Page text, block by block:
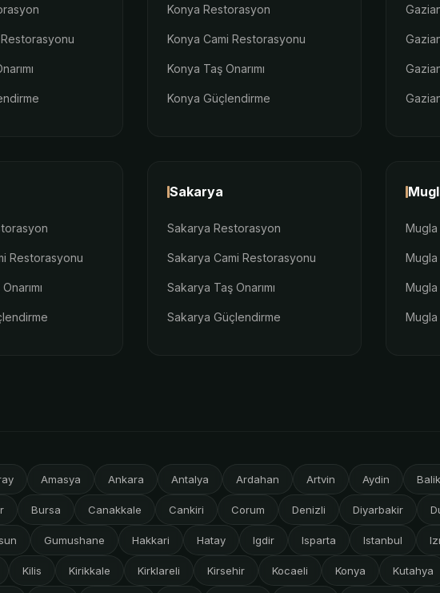
Konya Restorasyon
Konya Cami Restorasyonu
Konya Taş Onarımı
Konya Güçlendirme
Restorasyonu
Sakarya
Sakarya Restorasyon
Sakarya Cami Restorasyonu
Sakarya Taş Onarımı
Sakarya Güçlendirme
Mugla
Mugla
Amasya Ankara Antalya Ardahan Artvin Aydin
Bursa Canakkale Cankiri Corum Denizli Diyarbakir
Gumushane Hakkari Hatay Igdir Isparta Istanbul
Kilis Kirikkale Kirklareli Kirsehir Kocaeli Konya Kutahya